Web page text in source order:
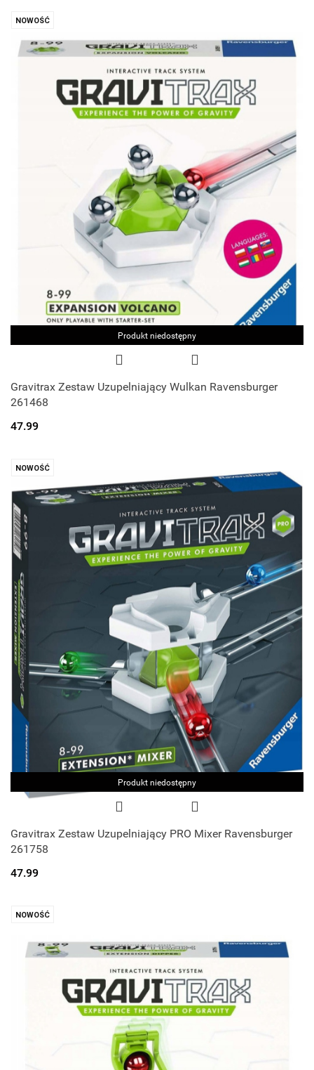
NOWOŚĆ
Produkt niedostępny
Gravitrax Zestaw Uzupelniający Wulkan Ravensburger
261468
47.99
NOWOŚĆ
Produkt niedostępny
Gravitrax Zestaw Uzupelniający PRO Mixer Ravensburger
261758
47.99
NOWOŚĆ